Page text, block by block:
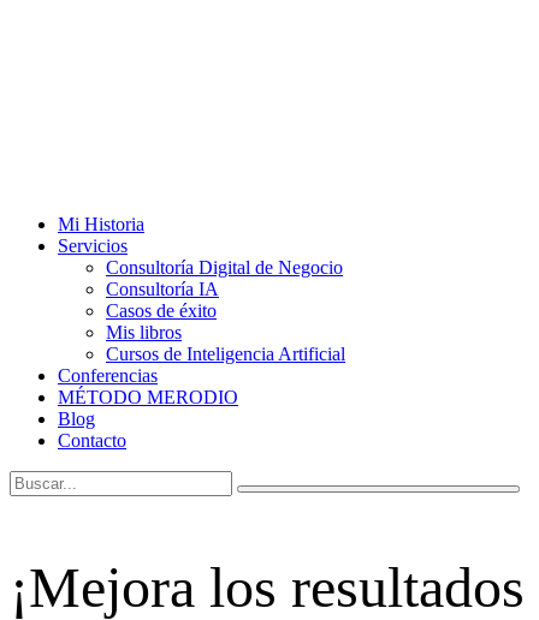
Mi Historia
Servicios
Consultoría Digital de Negocio
Consultoría IA
Casos de éxito
Mis libros
Cursos de Inteligencia Artificial
Conferencias
MÉTODO MERODIO
Blog
Contacto
¡Mejora los resultados